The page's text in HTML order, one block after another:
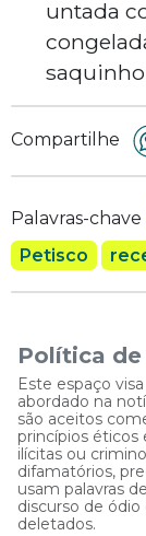
untada
Compartilhe
Palavras-chave
Petisco
Política
Este espaço
abordado na
são aceitos
princípios éticos
ilícitas ou
difamatórios,
usam palavras
discurso de
deletados.